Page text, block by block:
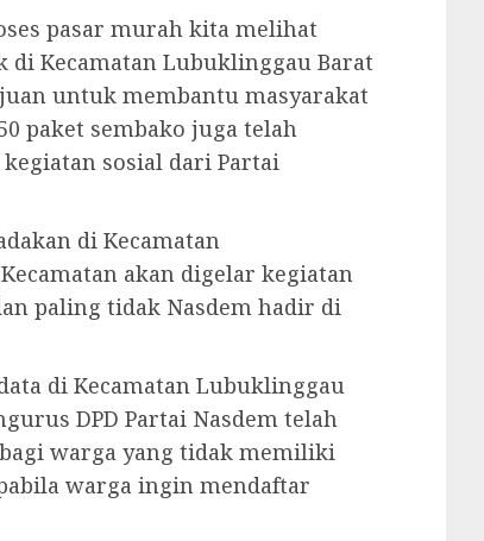
pasar murah kita melihat
di Kecamatan Lubuklinggau Barat
untuk membantu masyarakat
paket sembako juga telah
sosial dari Partai
di Kecamatan
akan digelar kegiatan
paling tidak Nasdem hadir di
di Kecamatan Lubuklinggau
DPD Partai Nasdem telah
warga yang tidak memiliki
warga ingin mendaftar